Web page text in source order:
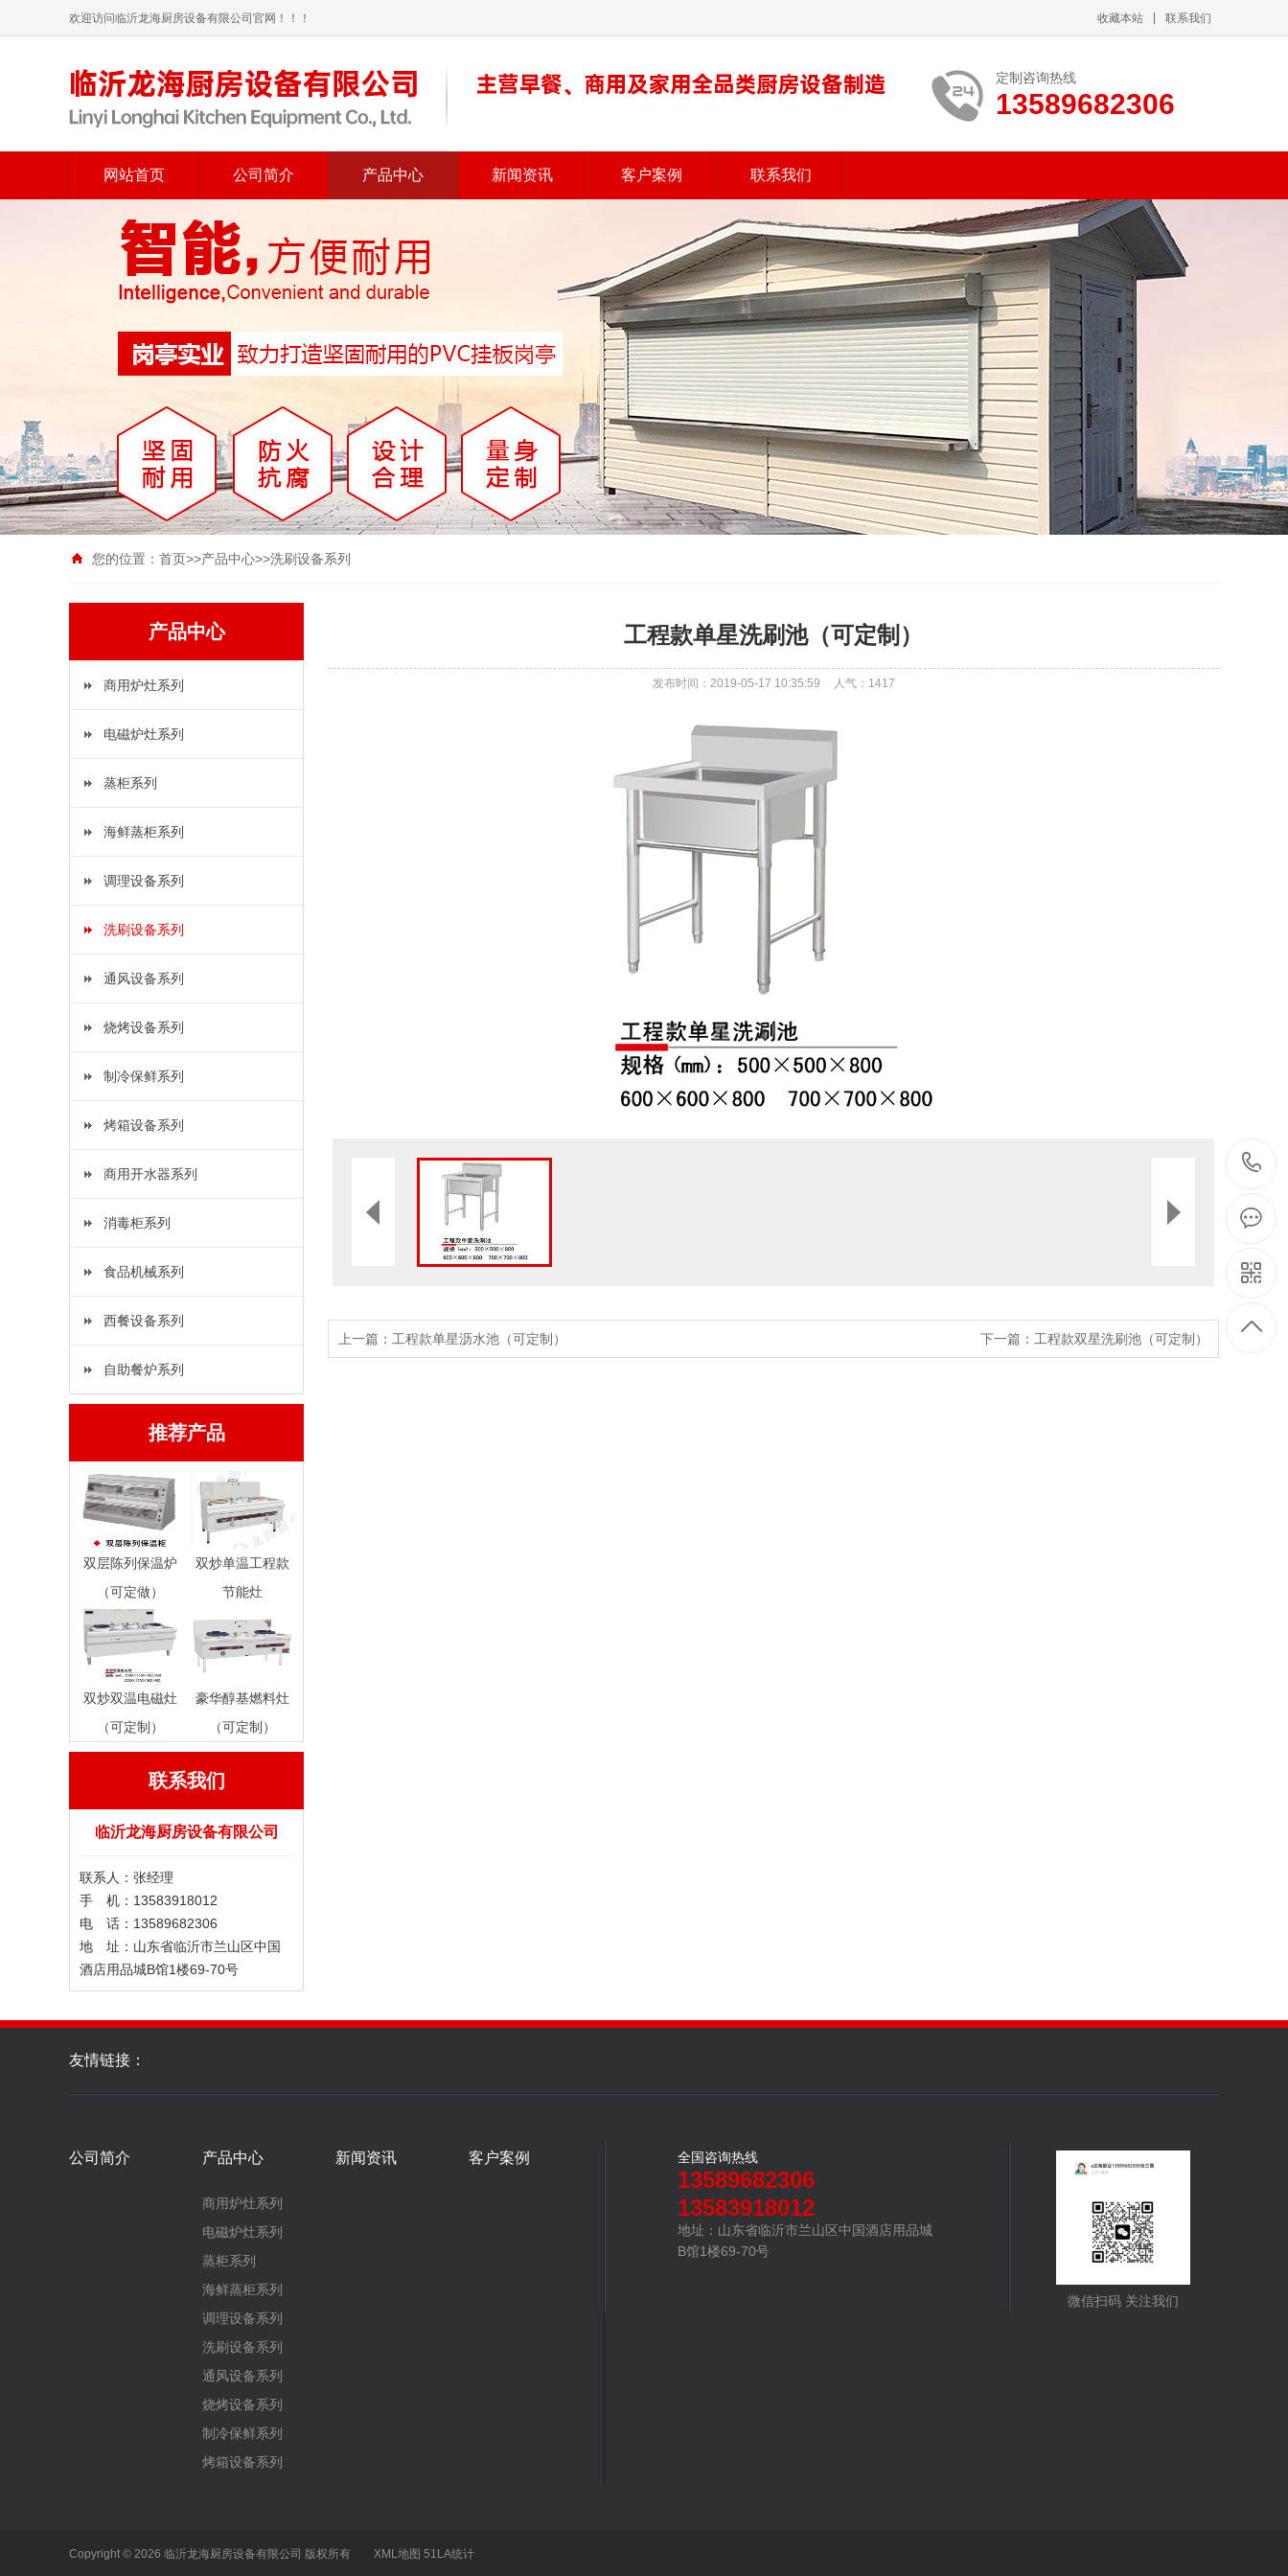
欢迎访问临沂龙海厨房设备有限公司官网！！！ 收藏本站 联系我们
定制咨询热线
13589682306
网站首页 公司简介 产品中心 新闻资讯 客户案例 联系我们
您的位置： 首页>>产品中心>>洗刷设备系列
产品中心
商用炉灶系列
电磁炉灶系列
蒸柜系列
海鲜蒸柜系列
调理设备系列
洗刷设备系列
通风设备系列
烧烤设备系列
制冷保鲜系列
烤箱设备系列
商用开水器系列
消毒柜系列
食品机械系列
西餐设备系列
自助餐炉系列
推荐产品
双层陈列保温炉
（可定做）
双炒单温工程款
节能灶
双炒双温电磁灶
（可定制）
豪华醇基燃料灶
（可定制）
联系我们
临沂龙海厨房设备有限公司
联系人：张经理
手 机：13583918012
电 话：13589682306
地 址：山东省临沂市兰山区中国
酒店用品城B馆1楼69-70号
工程款单星洗刷池（可定制）
发布时间：2019-05-17 10:35:59 人气： 1417
上一篇： 工程款单星沥水池（可定制） 下一篇： 工程款双星洗刷池（可定制）
友情链接：
公司简介 产品中心
商用炉灶系列
电磁炉灶系列
蒸柜系列
海鲜蒸柜系列
调理设备系列
洗刷设备系列
通风设备系列
烧烤设备系列
制冷保鲜系列
烤箱设备系列
新闻资讯 客户案例 全国咨询热线
13589682306
13583918012
地址：山东省临沂市兰山区中国酒店用品城
B馆1楼69-70号
微信扫码 关注我们
Copyright © 2026 临沂龙海厨房设备有限公司 版权所有 XML地图 51LA统计